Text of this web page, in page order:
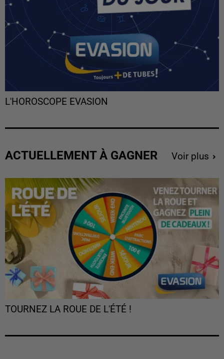
L'HOROSCOPE EVASION
ACTUELLEMENT À GAGNER Voir plus
TOURNEZ LA ROUE DE L'ÉTÉ !